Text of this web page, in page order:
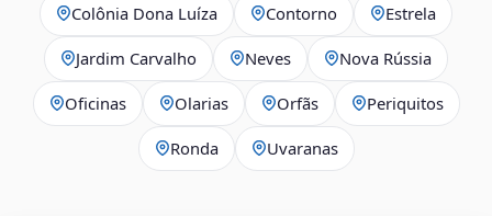
Colônia Dona Luíza Contorno Estrela
Jardim Carvalho Neves Nova Rússia
Oficinas Olarias Orfãs Periquitos
Ronda Uvaranas